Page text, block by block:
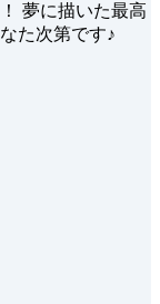
夢に描いた最高
た次第です♪